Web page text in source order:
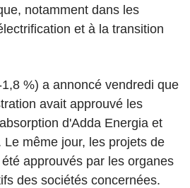
notamment dans les
et à la transition
%) a annoncé vendredi que
avait approuvé les
d'Adda Energia et
même jour, les projets de
approuvés par les organes
des sociétés concernées.